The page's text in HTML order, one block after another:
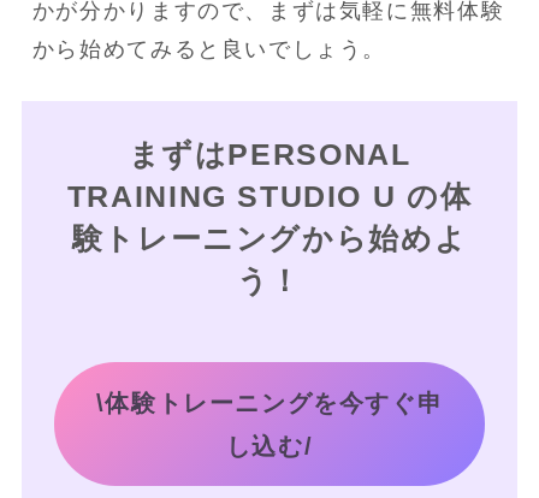
かが分かりますので、まずは気軽に無料体験
から始めてみると良いでしょう。
まずはPERSONAL
TRAINING STUDIO U の体
験トレーニングから始めよ
う！
\体験トレーニングを今すぐ申
し込む/